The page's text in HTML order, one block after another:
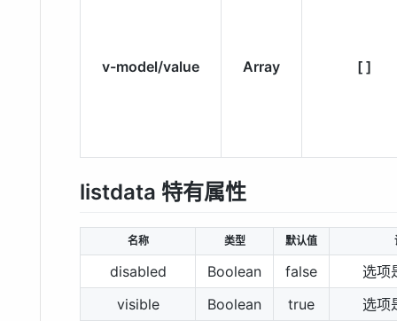
v-model/value Array [ ]
listdata 特有属性
名称 类型 默认值
disabled Boolean false
选项
visible
Boolean true
选项